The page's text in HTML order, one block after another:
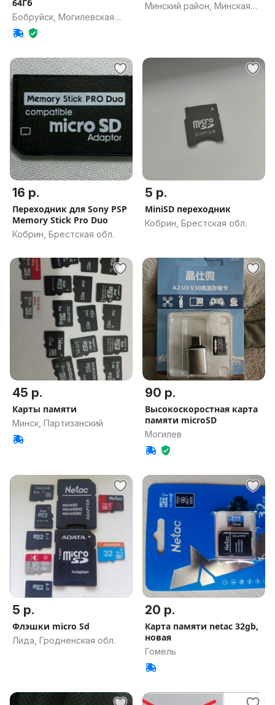
64Гб
Бобруйск, Могилевская
обл.
Минский район, Минская
16 р.
Переходник для Sony PSP
Memory Stick Pro Duo
Кобрин, Брестская обл.
5 р.
MiniSD переходник
Кобрин, Брестская обл.
45 р.
Карты памяти
Минск, Партизанский
90 р.
Высокоскоростная карта
памяти microSD
Могилев
5 р.
Флэшки micro Sd
Лида, Гродненская обл.
20 р.
Карта памяти netac 32gb,
новая
Гомель